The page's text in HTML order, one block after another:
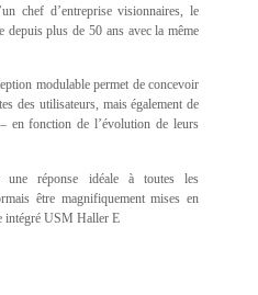
chef d’entreprise visionnaires, le
depuis plus de 50 ans avec la même
modulable permet de concevoir
des utilisateurs, mais également de
en fonction de l’évolution de leurs
une réponse idéale à toutes les
être magnifiquement mises en
intégré USM Haller E